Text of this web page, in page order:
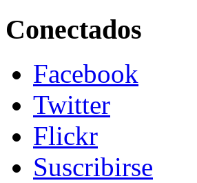
Conectados
Facebook
Twitter
Flickr
Suscribirse